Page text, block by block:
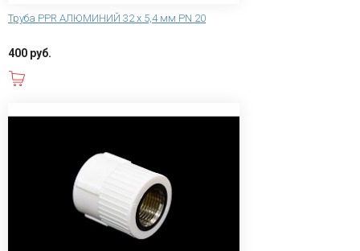
Труба PPR АЛЮМИНИЙ 32 х 5,4 мм PN 20
400 руб.